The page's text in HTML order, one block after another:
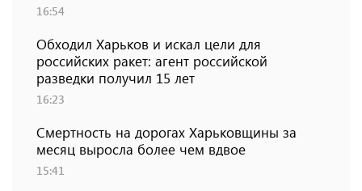
16:54
Обходил Харьков и искал цели для
российских ракет: агент российской
разведки получил 15 лет
16:23
Смертность на дорогах Харьковщины за
месяц выросла более чем вдвое
15:41